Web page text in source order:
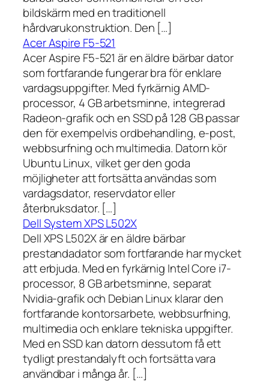
bildskärm med en traditionell
hårdvarukonstruktion. Den […]
Acer Aspire F5-521
Acer Aspire F5-521 är en äldre bärbar dator
som fortfarande fungerar bra för enklare
vardagsuppgifter. Med fyrkärnig AMD-
processor, 4 GB arbetsminne, integrerad
Radeon-grafik och en SSD på 128 GB passar
den för exempelvis ordbehandling, e-post,
webbsurfning och multimedia. Datorn kör
Ubuntu Linux, vilket ger den goda
möjligheter att fortsätta användas som
vardagsdator, reservdator eller
återbruksdator. […]
Dell System XPS L502X
Dell XPS L502X är en äldre bärbar
prestandadator som fortfarande har mycket
att erbjuda. Med en fyrkärnig Intel Core i7-
processor, 8 GB arbetsminne, separat
Nvidia-grafik och Debian Linux klarar den
fortfarande kontorsarbete, webbsurfning,
multimedia och enklare tekniska uppgifter.
Med en SSD kan datorn dessutom få ett
tydligt prestandalyft och fortsätta vara
användbar i många år. […]